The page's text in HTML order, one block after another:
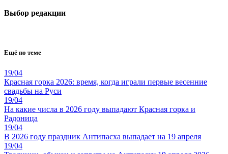
Выбор редакции
Ещё по теме
19/04
Красная горка 2026: время, когда играли первые весенние
свадьбы на Руси
19/04
На какие числа в 2026 году выпадают Красная горка и
Радоница
19/04
В 2026 году праздник Антипасха выпадает на 19 апреля
19/04